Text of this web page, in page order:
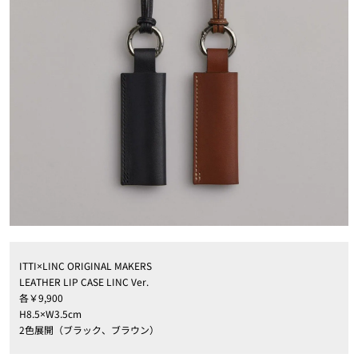
ITTI×LINC ORIGINAL MAKERS
LEATHER LIP CASE LINC Ver.
各￥9,900
H8.5×W3.5cm
2色展開（ブラック、ブラウン）